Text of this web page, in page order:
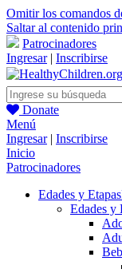
Omitir los comandos
Saltar al contenido
Patrocinadores
Ingresar| Inscribirse
Donate
Menú
Ingresar| Inscribirse
Inicio
Patrocinadores
Edades y Etapas
Edades y